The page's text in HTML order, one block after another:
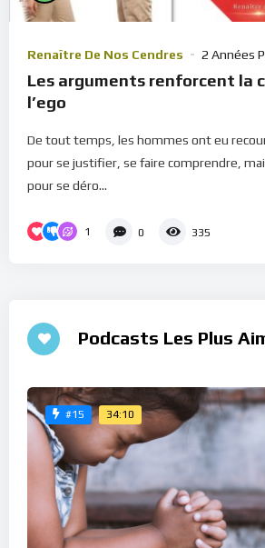
Renaître De Nos Cendres 2 Années
Les arguments renforcent la
l’ego
De tout temps, les hommes ont eu
pour se justifier, se faire comprendre,
pour se déro...
1 0 335
Podcasts Les Plus
#15 34:10